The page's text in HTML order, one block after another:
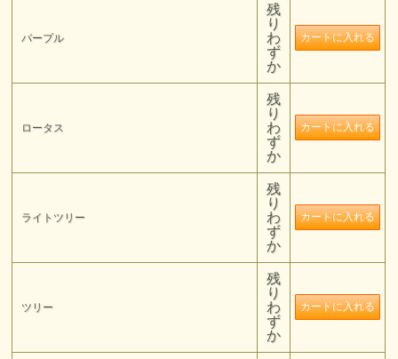
パープル
残
り
わ
ず
か
ロータス
残
り
わ
ず
か
ライトツリー
残
り
わ
ず
か
ツリー
残
り
わ
ず
か